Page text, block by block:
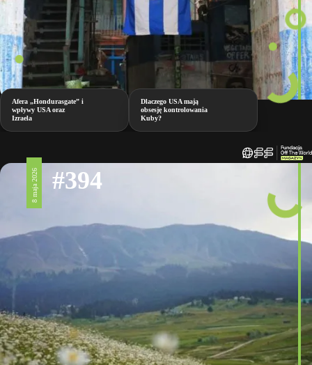
Afera „Hondurasgate” i
wpływy USA oraz
Izraela
Dlaczego USA mają
obsesję kontrolowania
Kuby?
8 maja 2026 #394